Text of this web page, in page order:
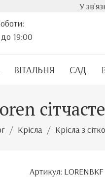
У зв'язку з
19:00
ВІТАЛЬНЯ САД
Крісла Крісла з
Артикул: LORENBKF